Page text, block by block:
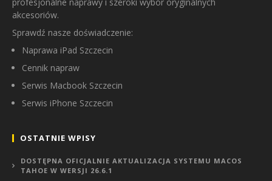
akcesoriów.
Sprawdź nasze doświadczenie:
Naprawa iPad Szczecin
Cennik napraw
Serwis Macbook Szczecin
Serwis iPhone Szczecin
OSTATNIE WPISY
DOSTĘPNA OFICJALNIE AKTUALIZACJA SYSTEMU MACOS
TAHOE W WERSJI 26.6.1